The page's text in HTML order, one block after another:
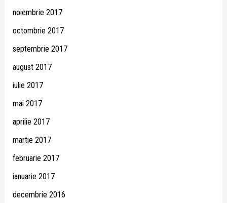
noiembrie 2017
octombrie 2017
septembrie 2017
august 2017
iulie 2017
mai 2017
aprilie 2017
martie 2017
februarie 2017
ianuarie 2017
decembrie 2016